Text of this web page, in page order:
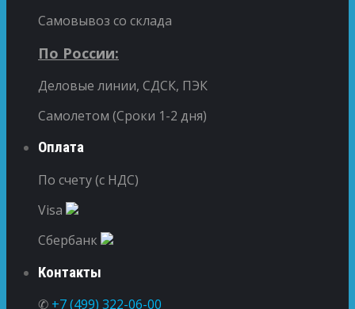
Самовывоз со склада
По России:
Деловые линии, СДСК, ПЭК
Самолетом (Сроки 1-2 дня)
Оплата
По счету (с НДС)
Visa
Сбербанк
Контакты
✆ +7 (499) 322-06-00